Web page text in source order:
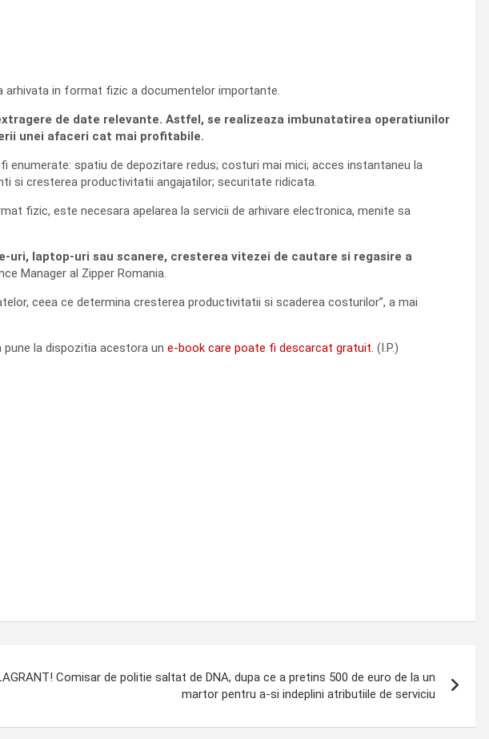
arhivata in format fizic a documentelor importante.
de date relevante. Astfel, se realizeaza imbunatatirea operatiunilor
unei afaceri cat mai profitabile.
enumerate: spatiu de depozitare redus; costuri mai mici; acces instantaneu la
si cresterea productivitatii angajatilor; securitate ridicata.
fizic, este necesara apelarea la servicii de arhivare electronica, menite sa
laptop-uri sau scanere, cresterea vitezei de cautare si regasire a
Manager al Zipper Romania.
ceea ce determina cresterea productivitatii si scaderea costurilor”, a mai
la dispozitia acestora un e-book care poate fi descarcat gratuit. (I.P.)
Comisar de politie saltat de DNA, dupa ce a pretins 500 de euro de la un
martor pentru a-si indeplini atributiile de serviciu